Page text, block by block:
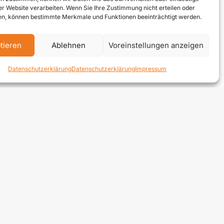
Website verarbeiten. Wenn Sie Ihre Zustimmung nicht erteilen oder
können bestimmte Merkmale und Funktionen beeinträchtigt werden.
Ablehnen Voreinstellungen anzeigen
DatenschutzerklärungDatenschutzerklärungImpressum
Kauf
der